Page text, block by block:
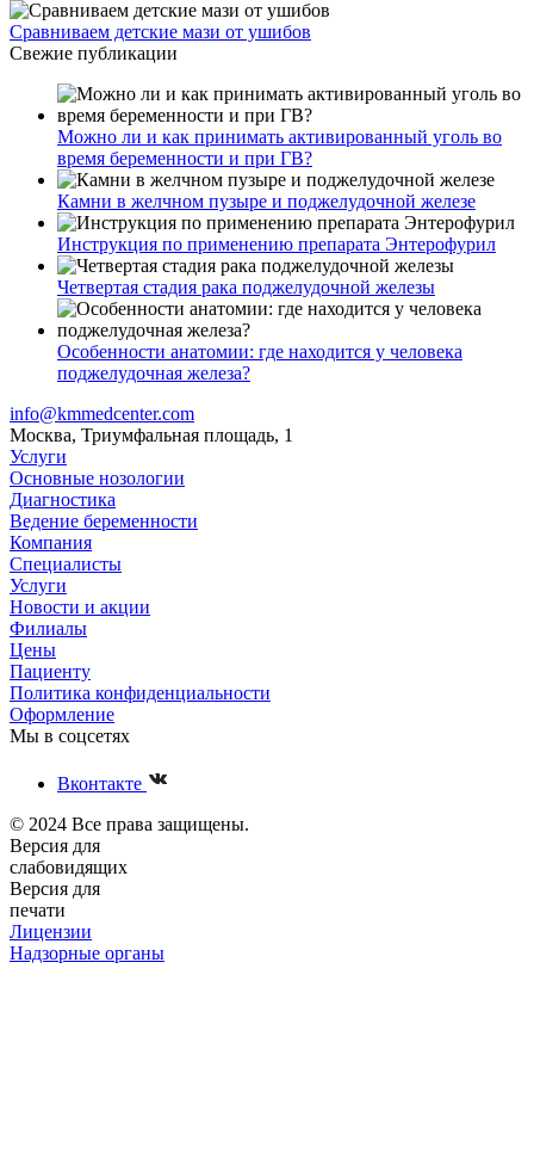
Сравниваем детские мази от ушибов
Свежие публикации
Можно ли и как принимать активированный уголь во
время беременности и при ГВ?
Камни в желчном пузыре и поджелудочной железе
Инструкция по применению препарата Энтерофурил
Четвертая стадия рака поджелудочной железы
Особенности анатомии: где находится у человека
поджелудочная железа?
info@kmmedcenter.com
Москва, Триумфальная площадь, 1
Услуги
Основные нозологии
Диагностика
Ведение беременности
Компания
Специалисты
Услуги
Новости и акции
Филиалы
Цены
Пациенту
Политика конфиденциальности
Оформление
Мы в соцсетях
Вконтакте
© 2024 Все права защищены.
Версия для
слабовидящих
Версия для
печати
Лицензии
Надзорные органы